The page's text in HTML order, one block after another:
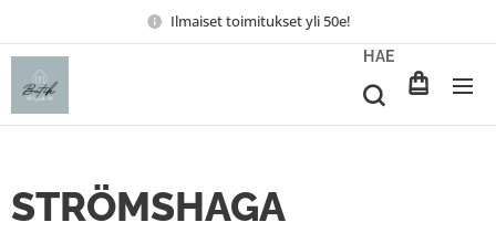
Ilmaiset toimitukset yli 50e!
HAE
STRÖMSHAGA